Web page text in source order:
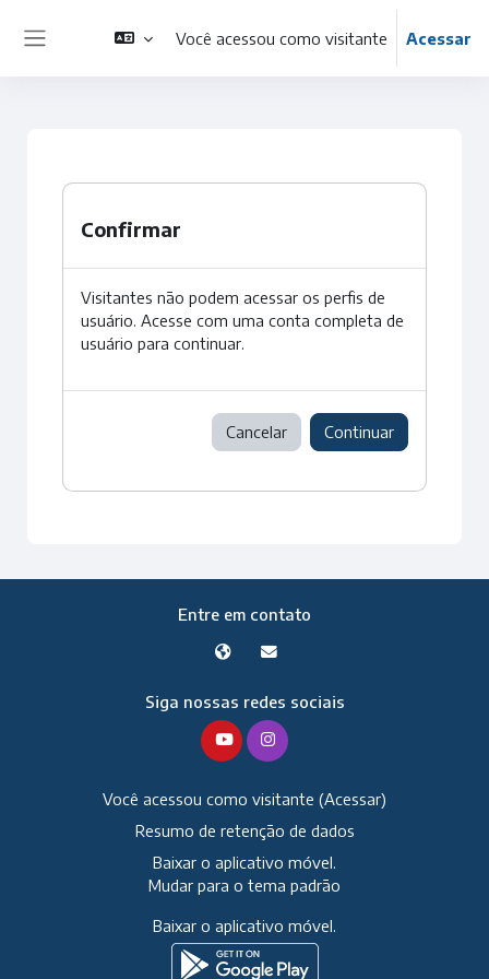
Você acessou como visitante Acessar
Confirmar
Visitantes não podem acessar os perfis de
usuário. Acesse com uma conta completa de
usuário para continuar.
Cancelar Continuar
Entre em contato
Siga nossas redes sociais
Você acessou como visitante (Acessar)
Resumo de retenção de dados
Baixar o aplicativo móvel.
Mudar para o tema padrão
Baixar o aplicativo móvel.